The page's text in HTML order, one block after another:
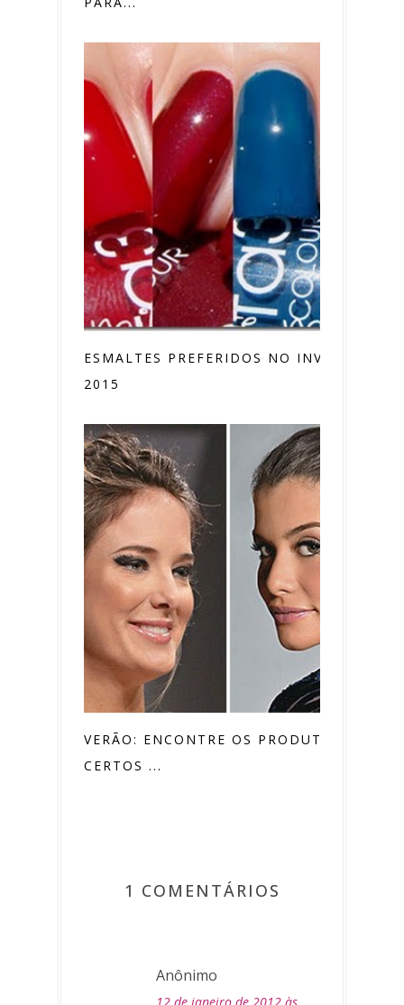
ESMALTES PREFERIDOS NO INVERNO
2015
VERÃO: ENCONTRE OS PRODUTOS
CERTOS ...
1 COMENTÁRIOS
Anônimo
12 de janeiro de 2012 às